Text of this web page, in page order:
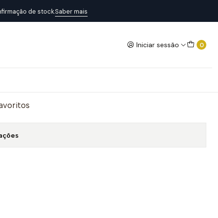
Iniciar sessão 0
de stock.Saber mais
CLASSIC